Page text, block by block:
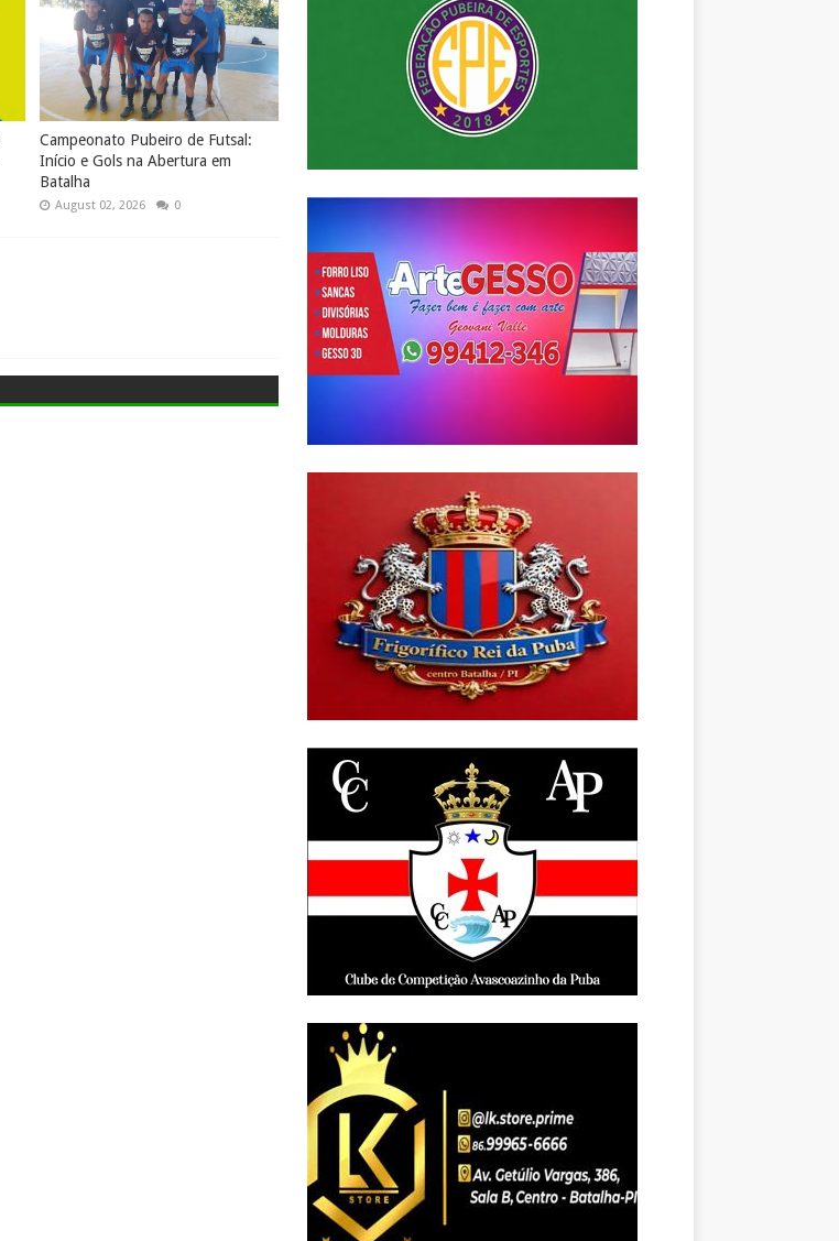
Campeonato Pubeiro de Futsal:
Início e Gols na Abertura em
Batalha
August 02, 2026 0